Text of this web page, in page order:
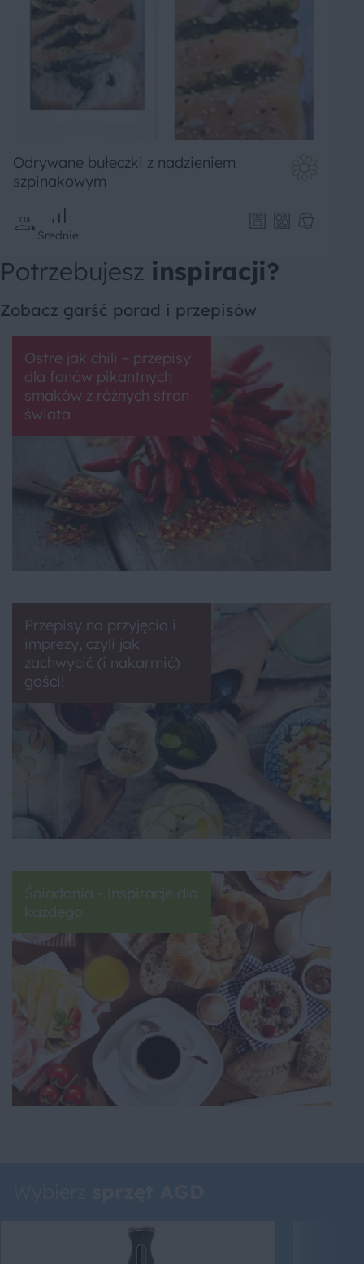
Odrywane bułeczki z nadzieniem
szpinakowym
Średnie
Potrzebujesz inspiracji?
Zobacz garść porad i przepisów
Ostre jak chili – przepisy
dla fanów pikantnych
smaków z różnych stron
świata
Przepisy na przyjęcia i
imprezy, czyli jak
zachwycić (i nakarmić)
gości!
Śniadania - inspiracje dla
każdego